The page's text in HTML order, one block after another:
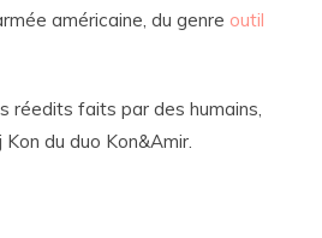
américaine, du genre outil
réedits faits par des humains,
du duo Kon&Amir.